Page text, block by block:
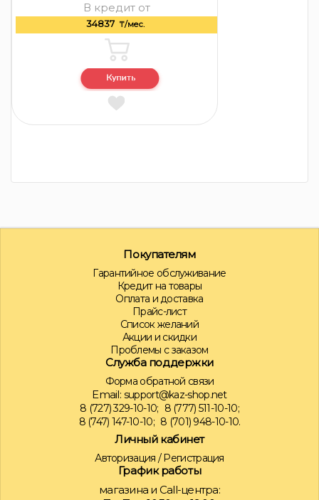
В кредит от
34837 ₸/мес.
Покупателям
Гарантийное обслуживание
Кредит на товары
Оплата и доставка
Прайс-лист
Список желаний
Акции и скидки
Проблемы с заказом
Служба поддержки
Форма обратной связи
Email: support@kaz-shop.net
8 (727) 329-10-10; 8 (777) 511-10-10;
8 (747) 147-10-10; 8 (701) 948-10-10.
Личный кабинет
Авторизация /Регистрация
График работы
магазина и Call-центра: